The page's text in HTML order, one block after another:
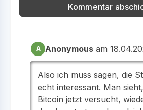
A Anonymous am
Also ich muss sagen, die
echt interessant. Man
Bitcoin jetzt versucht,